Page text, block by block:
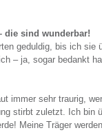
die sind wunderbar!
geduldig, bis ich sie
– ja, sogar bedankt
immer sehr traurig,
stirbt zuletzt. Ich bin
Meine Träger